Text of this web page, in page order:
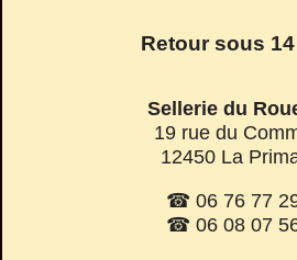
Retour sous
Sellerie du
19 rue du
12450 La
☎ 06 76 77
☎ 06 08 07